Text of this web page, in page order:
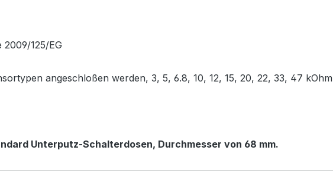
125/EG
angeschloßen werden, 3, 5, 6.8, 10, 12, 15, 20, 22, 33, 47 kOhm
Unterputz-Schalterdosen, Durchmesser von 68 mm.